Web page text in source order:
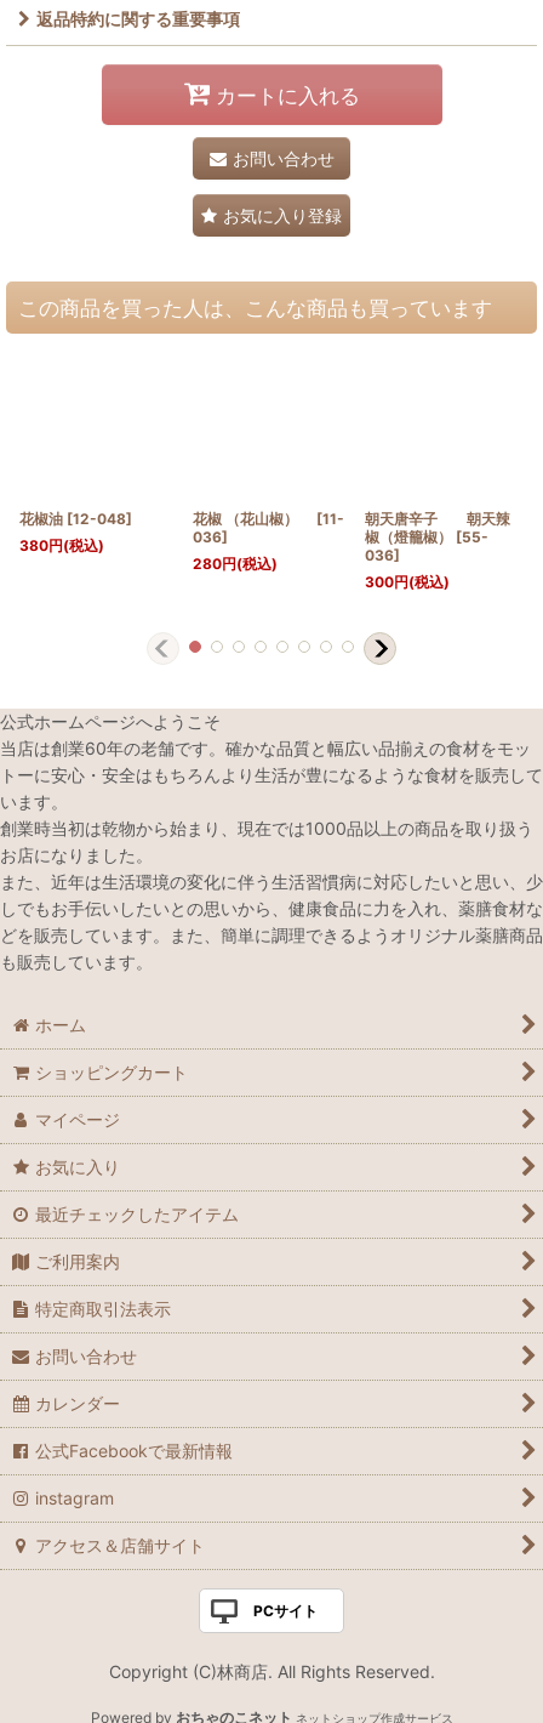
返品特約に関する重要事項
カートに入れる
お問い合わせ
お気に入り登録
この商品を買った人は、こんな商品も買っています
花椒油 [12-048]
380円(税込)
花椒 （花山椒） [11-
036]
280円(税込)
朝天唐辛子 朝天辣
椒（燈籠椒）
[55-
036]
300円(税込)
公式ホームページへようこそ
当店は創業60年の老舗です。確かな品質と幅広い品揃えの食材をモッ
トーに安心・安全はもちろんより生活が豊になるような食材を販売して
います。
創業時当初は乾物から始まり、現在では1000品以上の商品を取り扱う
お店になりました。
また、近年は生活環境の変化に伴う生活習慣病に対応したいと思い、少
しでもお手伝いしたいとの思いから、健康食品に力を入れ、薬膳食材な
どを販売しています。また、簡単に調理できるようオリジナル薬膳商品
も販売しています。
ホーム
ショッピングカート
マイページ
お気に入り
最近チェックしたアイテム
ご利用案内
特定商取引法表示
お問い合わせ
カレンダー
公式Facebookで最新情報
instagram
アクセス＆店舗サイト
PCサイト
Copyright (C)林商店. All Rights Reserved.
Powered by おちゃのこネット ネットショップ作成サービス